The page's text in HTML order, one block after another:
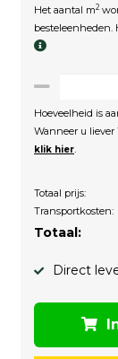
Het aantal m2
besteleenheden.
Hoeveelheid is
Wanneer u liever
klik hier.
Totaal prijs:
Transportkosten:
Totaal:
Direct